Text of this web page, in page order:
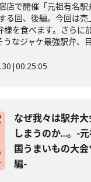
店で開催「元祖有名
る回、後編。今回は
様を食べます。さらに
うなジャケ最強駅弁、
|00:25:05
なぜ我々は駅弁
しまうのか…。-
国うまいもの大
編-